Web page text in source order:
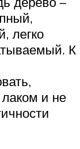
легко
К
и не